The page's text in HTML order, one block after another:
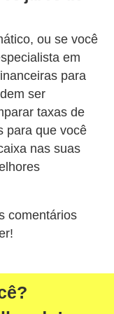
ou se você
em
para
ser
taxas de
para que você
nas suas
comentários